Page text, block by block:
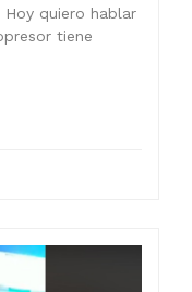
quiero hablar
tiene